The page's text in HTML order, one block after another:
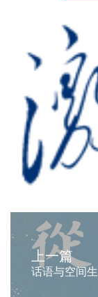
上一篇
话语与空间